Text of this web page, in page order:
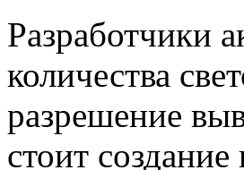
Разработчики
количества
разрешение
стоит